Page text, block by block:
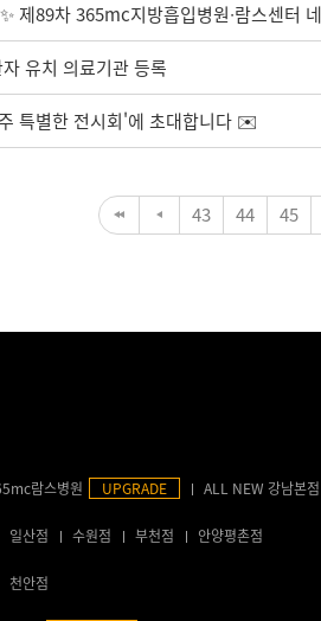
제89차 365mc지방흡입병원∙람스센터
유치 의료기관 등록
특별한 전시회'에 초대합니다 ✉️
43 44 45
람스병원 UPGRADE ALL NEW 강남본점
일산점 수원점 부천점 안양평촌점
천안점